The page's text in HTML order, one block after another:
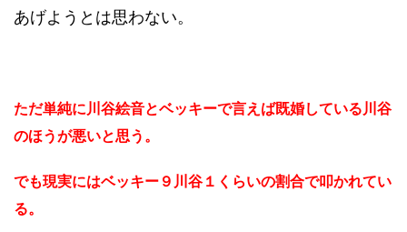
あげようとは思わない。
ただ単純に川谷絵音とベッキーで言えば既婚している川谷
のほうが悪いと思う。
でも現実にはベッキー９川谷１くらいの割合で叩かれてい
る。